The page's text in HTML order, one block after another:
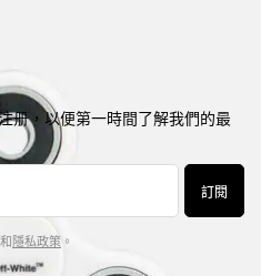
册，以便第一時間了解我們的最
訂閱
和隱私政策 。